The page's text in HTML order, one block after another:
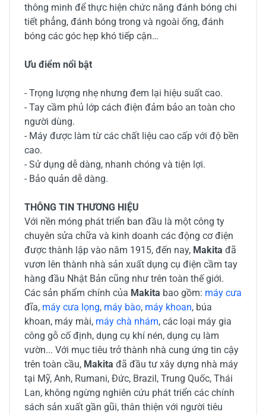
thông minh để thực hiện chức năng đánh bóng chi
tiết phẳng, đánh bóng trong và ngoài ống, đánh
bóng các góc hẹp khó tiếp cận…
Ưu điểm nổi bật
- Trọng lượng nhẹ nhưng đem lại hiệu suất cao.
- Tay cầm phủ lớp cách điện đảm bảo an toàn cho
người dùng.
- Máy được làm từ các chất liệu cao cấp với độ bền
cao.
- Sử dụng dễ dàng, nhanh chóng và tiện lợi.
- Bảo quản dễ dàng.
THÔNG TIN THƯƠNG HIỆU
Với nền móng phát triển ban đầu là một công ty
chuyên sửa chữa và kinh doanh các động cơ điện
được thành lập vào năm 1915, đến nay, Makita đã
vươn lên thành nhà sản xuất dụng cụ điện cầm tay
hàng đầu Nhật Bản cũng như trên toàn thế giới.
Các sản phẩm chính của Makita bao gồm: máy cưa
đĩa, máy cưa lọng, máy bào, máy khoan, búa
khoan, máy mài, máy chà nhám, các loại máy gia
công gỗ cố định, dụng cụ khí nén, dụng cụ làm
vườn... Với mục tiêu trở thành nhà cung ứng tin cậy
trên toàn cầu, Makita đã đầu tư xây dựng nhà máy
tại Mỹ, Anh, Rumani, Đức, Brazil, Trung Quốc, Thái
Lan, không ngừng nghiên cứu phát triển các chính
sách sản xuất gần gũi, thân thiện với người tiêu